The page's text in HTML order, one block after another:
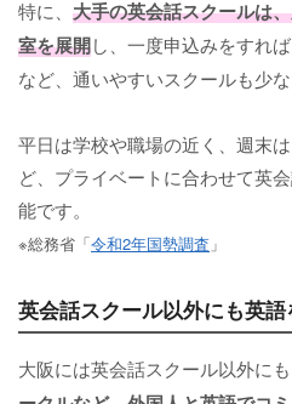
特に、 大手の英会話スクールは
室を展開し、一度申込みをすれ
など、通いやすいスクールも少な
平日は学校や職場の近く、週末
ど、プライベートに合わせて英
能です。
※総務省「令和2年国勢調査 」
英会話スクール以外にも英
大阪には英会話スクール以外にも